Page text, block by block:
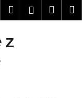
HledatPřihlášení
z